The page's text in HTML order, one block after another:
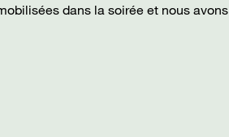
dans la soirée et nous avons